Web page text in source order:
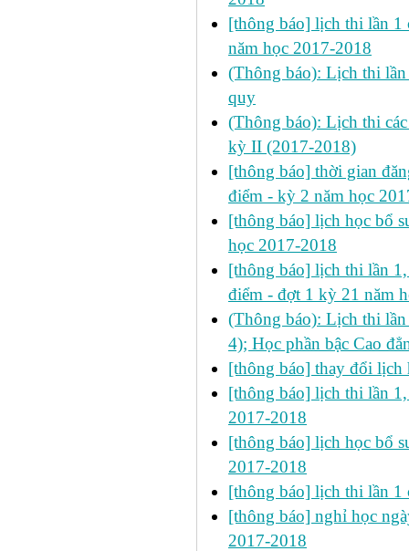
[thông báo] lịch thi lần 1
năm học 2017-2018
(Thông báo): Lịch thi
quy
(Thông báo): Lịch thi
kỳ II (2017-2018)
[thông báo] thời gian
điểm - kỳ 2 năm học
[thông báo] lịch học bổ
học 2017-2018
[thông báo] lịch thi lần
điểm - đợt 1 kỳ 21 năm
(Thông báo): Lịch thi
4); Học phần bậc Cao
[thông báo] thay đổi lịch
[thông báo] lịch thi lần
2017-2018
[thông báo] lịch học bổ
2017-2018
[thông báo] lịch thi lần 1
[thông báo] nghỉ học
2017-2018